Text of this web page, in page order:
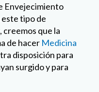
Envejecimiento
este tipo de
creemos que la
de hacer Medicina
disposición para
surgido y para